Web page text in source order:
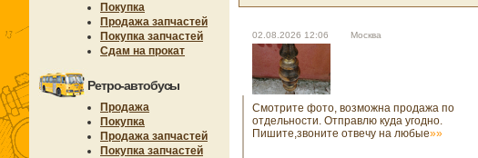
Покупка
Продажа запчастей
Покупка запчастей
Сдам на прокат
Ретро-автобусы
Продажа
Покупка
Продажа запчастей
Покупка запчастей
02.08.2026 12:06 Москва
Смотрите фото, возможна продажа по
отдельности. Отправлю куда угодно.
Пишите,звоните отвечу на любые»»